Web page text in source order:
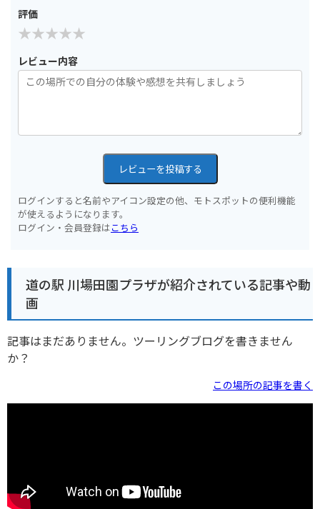
評価
レビュー内容
レビューを投稿する
ログインすると名前やアイコン設定の他、モトスポットの便利機能
が使えるようになります。
ログイン・会員登録はこちら
道の駅 川場田園プラザが紹介されている記事や動
画
記事はまだありません。ツーリングブログを書きません
か？
この場所の記事を書く